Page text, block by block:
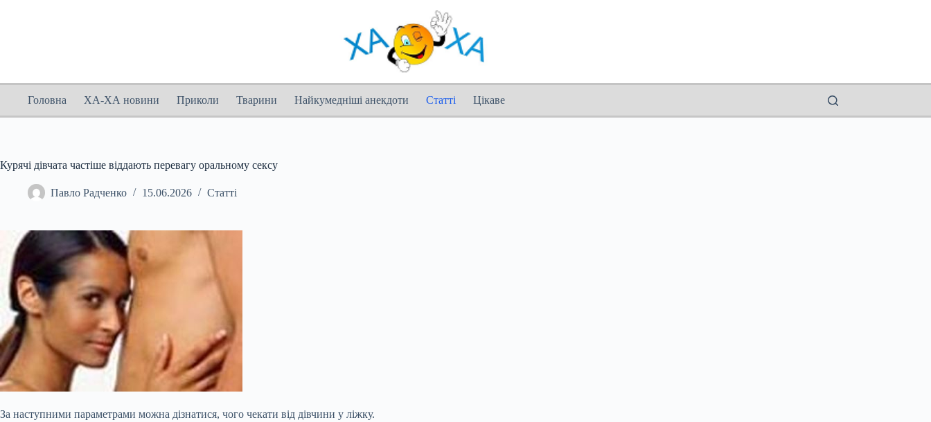
Головна ХА-ХА новини Приколи Тварини Найкумедніші анекдоти Статті Цікаве
Курячі дівчата частіше віддають перевагу оральному сексу
Павло Радченко 15.06.2026 Статті
За наступними параметрами можна дізнатися, чого чекати від дівчини у ліжку.